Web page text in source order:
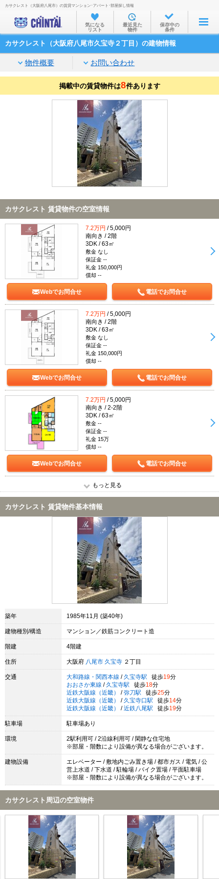
お部屋を探す
沿線・駅から
家賃相場から
通勤通学時間から
物件特集から
不動産会社から
TOP
カサクレスト（大阪府八尾市）の賃貸マンション･アパート･部屋探し情報
気になる
リスト
最近見た
物件
保存中の
条件
カサクレスト（大阪府八尾市久宝寺２丁目）の建物情報
物件概要 お問い合わせ
掲載中の賃貸物件は8件あります
カサクレスト 賃貸物件の空室情報
7.2万円 / 5,000円
南向き / 2階
3DK / 63㎡
敷金 なし
保証金 --
礼金 150,000円
償却 --
Webでお問合せ 電話でお問合せ
7.2万円 / 5,000円
南向き / 2階
3DK / 63㎡
敷金 なし
保証金 --
礼金 150,000円
償却 --
Webでお問合せ 電話でお問合せ
7.2万円 / 5,000円
南向き / 2-2階
3DK / 63㎡
敷金 --
保証金 --
礼金 15万
償却 --
Webでお問合せ 電話でお問合せ
もっと見る
カサクレスト 賃貸物件基本情報
築年 1985年11月 (築40年)
建物種別/構造 マンション／鉄筋コンクリート造
階建 4階建
住所 大阪府 八尾市 久宝寺 ２丁目
交通 大和路線・関西本線 / 久宝寺駅 徒歩19分
おおさか東線 / 久宝寺駅 徒歩18分
近鉄大阪線（近畿）
/ 弥刀駅 徒歩25分
近鉄大阪線（近畿）
/ 久宝寺口駅 徒歩14分
近鉄大阪線（近畿）
/ 近鉄八尾駅 徒歩19分
駐車場 駐車場あり
環境
2駅利用可 / 2沿線利用可 / 閑静な住宅地
※部屋・階数により設備が異なる場合がございます。
建物設備
エレベーター / 敷地内ごみ置き場 / 都市ガス / 電気 / 公
営上水道 / 下水道 / 駐輪場 / バイク置場 / 平面駐車場
※部屋・階数により設備が異なる場合がございます。
カサクレスト周辺の空室物件